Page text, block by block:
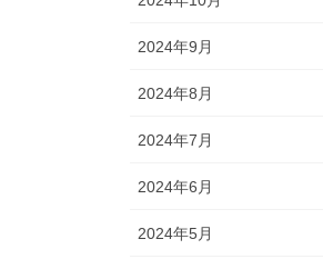
2024年9月
2024年8月
2024年7月
2024年6月
2024年5月